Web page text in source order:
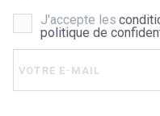
J'accepte les
politique de